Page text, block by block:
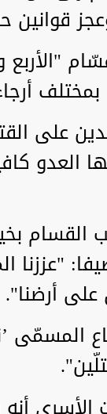
قوانين
على
العدو
القسام
"عززنا
أرضنا".
المسمّى